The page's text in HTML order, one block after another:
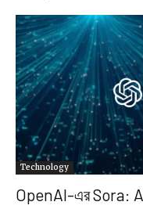
Technology
OpenAI-এর Sora: AI